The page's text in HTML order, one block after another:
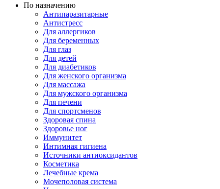
По назначению
Антипаразитарные
Антистресс
Для аллергиков
Для беременных
Для глаз
Для детей
Для диабетиков
Для женского организма
Для массажа
Для мужского организма
Для печени
Для спортсменов
Здоровая спина
Здоровье ног
Иммунитет
Интимная гигиена
Источники антиоксидантов
Косметика
Лечебные крема
Мочеполовая система